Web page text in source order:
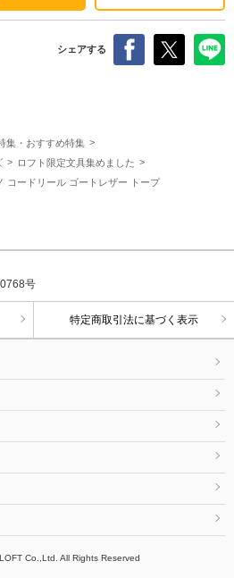
シェアする
集・おすすめ特集
ロフト限定文具集めました
コードリール ゴートレザー トープ
号
特定商取引法に基づく表示
Co.,Ltd. All Rights Reserved